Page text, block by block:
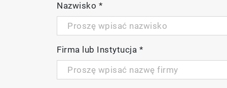
Nazwisko *
Firma lub Instytucja *